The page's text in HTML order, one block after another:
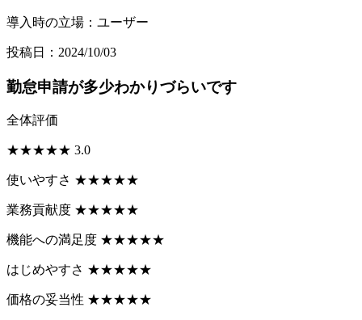
導入時の立場：ユーザー
投稿日：2024/10/03
勤怠申請が多少わかりづらいです
全体評価
★★★★★ 3.0
使いやすさ ★★★★★
業務貢献度 ★★★★★
機能への満足度 ★★★★★
はじめやすさ ★★★★★
価格の妥当性 ★★★★★